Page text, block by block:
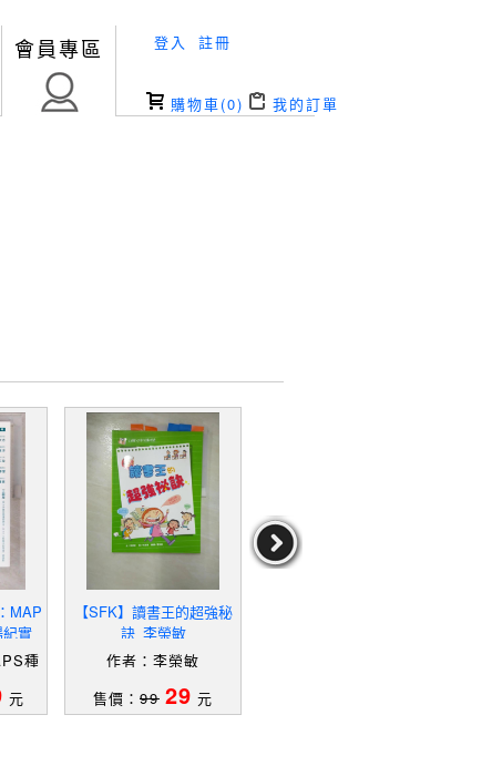
會員專區 登入 註冊
購物車(0) 我的訂單
MAP
實_
教師
種
元
【SFK】讀書王的超強秘
訣_李榮敏
作者：李榮敏
售價： 99 29 元